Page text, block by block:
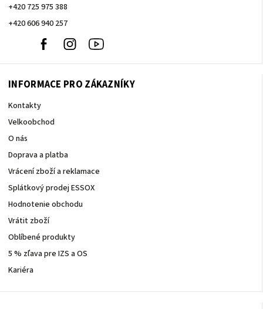
+420 725 975 388
+420 606 940 257
+420
940
Facebook Instagram
INFORMACE PRO ZÁKAZNÍKY
Kontakty
Velkoobchod
O nás
Doprava a platba
Vrácení zboží a reklamace
Splátkový prodej ESSOX
Hodnotenie obchodu
Vrátit zboží
Oblíbené produkty
5 % zľava pre IZS a OS
Kariéra